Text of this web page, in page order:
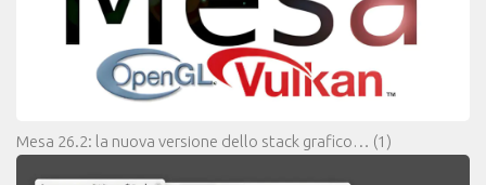
Mesa 26.2: la nuova versione dello stack grafico… (1)